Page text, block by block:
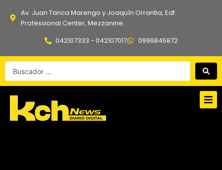
Av. Juan Tanca Marengo y Joaquín Orrantia, Edf.
Professional Center, Mezzanine.
042107333 - 042107017
0996845872
Search